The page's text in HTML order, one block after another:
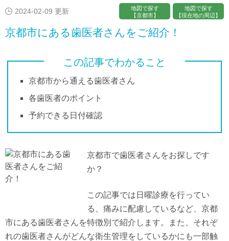
2024-02-09 更新
地図で探す
【京都市】
地図で探す
【現在地の周辺】
京都市にある歯医者さんをご紹介！
この記事でわかること
京都市から通える歯医者さん
各歯医者のポイント
予約できる日付確認
京都市で歯医者さんをお探しです
か？
この記事では日曜診療を行ってい
る、痛みに配慮しているなど、京都
市にある歯医者さんを特徴別で紹介します。また、それぞ
れの歯医者さんがどんな衛生管理をしているかにも一部触